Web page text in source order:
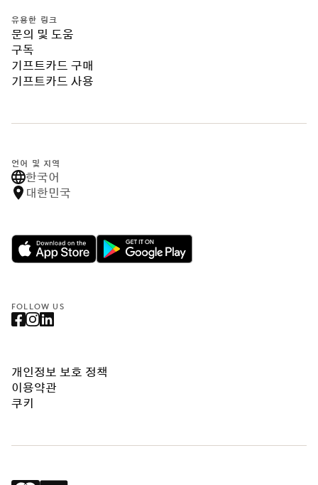
유용한 링크
문의 및 도움
구독
기프트카드 구매
기프트카드 사용
언어 및 지역
한국어
대한민국
FOLLOW US
개인정보 보호 정책
이용약관
쿠키